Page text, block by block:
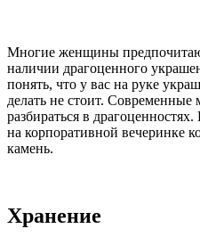
Многие женщины
наличии драгоценного
понять, что у вас на руке
делать не стоит.
разбираться в
на корпоративной вечеринке
камень.
Хранение